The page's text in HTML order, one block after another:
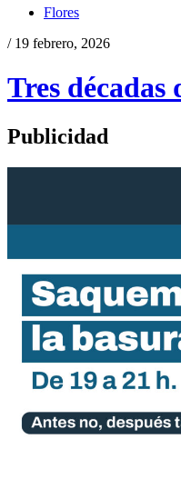
Flores
/ 19 febrero, 2026
Tres décadas
Publicidad